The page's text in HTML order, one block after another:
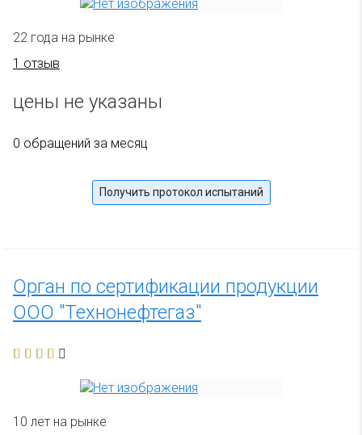
22 года на рынке
1 отзыв
цены не указаны
0 обращений за месяц
Получить протокол испытаний
Орган по сертификации продукции
ООО "Технонефтегаз"
10 лет на рынке